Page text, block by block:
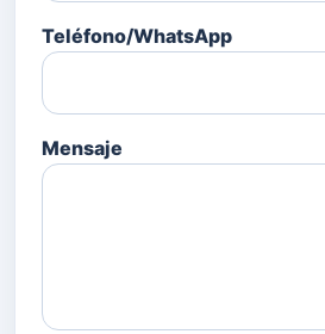
Teléfono/WhatsApp
Mensaje